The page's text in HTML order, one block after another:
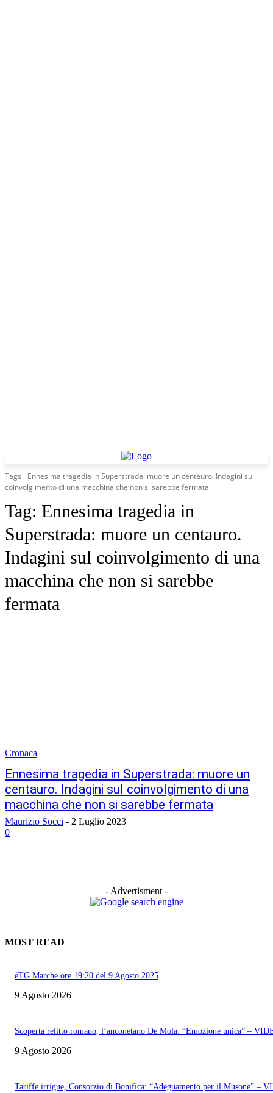
Tags
Ennesima tragedia in Superstrada: muore un centauro. Indagini sul
coinvolgimento di una macchina che non si sarebbe fermata
Tag: Ennesima tragedia in
Superstrada: muore un centauro.
Indagini sul coinvolgimento di una
macchina che non si sarebbe
fermata
Cronaca
Ennesima tragedia in Superstrada: muore un
centauro. Indagini sul coinvolgimento di una
macchina che non si sarebbe fermata
Maurizio Socci - 2 Luglio 2023
0
- Advertisment -
MOST READ
èTG Marche ore 19:20 del 9 Agosto 2025
9 Agosto 2026
Scoperta relitto romano, l’anconetano De Mola: “Emozione unica” –
9 Agosto 2026
Tariffe irrigue, Consorzio di Bonifica: “Adeguamento per il Musone” –